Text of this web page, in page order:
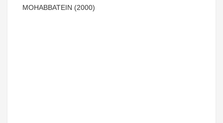
MOHABBATEIN (2000)